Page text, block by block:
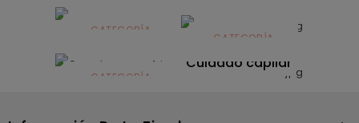
Alimentación
infantilCATEGORÍA
Dermocosmética
CATEGORÍA
Solares
CATEGORÍA
Cuidado capilar